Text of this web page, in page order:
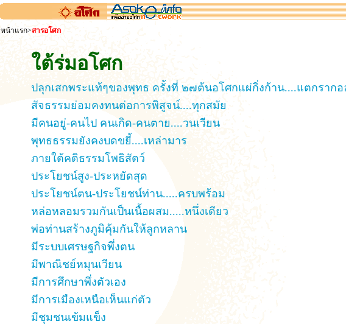
หน้าแรก>สารอโศก
ใต้ร่มอโศก
ปลุกเสกพระแท้ๆของพุทธ ครั้งที่ ๒๗ต้นอโศกแผ่กิ่งก้าน....แตกรากอ
สัจธรรมย่อมคงทนต่อการพิสูจน์....ทุกสมัย
มีคนอยู่-คนไป คนเกิด-คนตาย....วนเวียน
พุทธธรรมยังคงบดขยี้....เหล่ามาร
ภายใต้คติธรรมโพธิสัตว์
ประโยชน์สูง-ประหยัดสุด
ประโยชน์ตน-ประโยชน์ท่าน.....ครบพร้อม
หล่อหลอมรวมกันเป็นเนื้อผสม.....หนึ่งเดียว
พ่อท่านสร้างภูมิคุ้มกันให้ลูกหลาน
มีระบบเศรษฐกิจพึ่งตน
มีพาณิชย์หมุนเวียน
มีการศึกษาพึ่งตัวเอง
มีการเมืองเหนือเห็นแก่ตัว
มีชุมชนเข้มแข็ง